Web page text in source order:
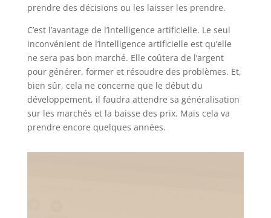
prendre des décisions ou les laisser les prendre.
C’est l’avantage de l’intelligence artificielle. Le seul
inconvénient de l’intelligence artificielle est qu’elle
ne sera pas bon marché. Elle coûtera de l’argent
pour générer, former et résoudre des problèmes. Et,
bien sûr, cela ne concerne que le début du
développement, il faudra attendre sa généralisation
sur les marchés et la baisse des prix. Mais cela va
prendre encore quelques années.